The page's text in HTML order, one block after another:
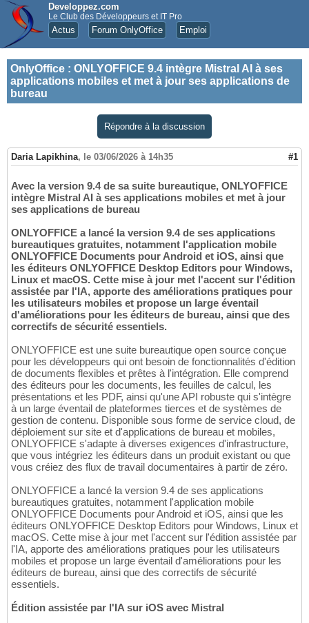
Developpez.com
Le Club des Développeurs et IT Pro
Actus Forum OnlyOffice Emploi
OnlyOffice : ONLYOFFICE 9.4 intègre Mistral AI à ses
applications mobiles et met à jour ses applications de
bureau
Répondre à la discussion
Daria Lapikhina, le 03/06/2026 à 14h35 #1
Avec la version 9.4 de sa suite bureautique, ONLYOFFICE
intègre Mistral AI à ses applications mobiles et met à jour
ses applications de bureau
ONLYOFFICE a lancé la version 9.4 de ses applications
bureautiques gratuites, notamment l'application mobile
ONLYOFFICE Documents pour Android et iOS, ainsi que
les éditeurs ONLYOFFICE Desktop Editors pour Windows,
Linux et macOS. Cette mise à jour met l'accent sur l'édition
assistée par l'IA, apporte des améliorations pratiques pour
les utilisateurs mobiles et propose un large éventail
d'améliorations pour les éditeurs de bureau, ainsi que des
correctifs de sécurité essentiels.
ONLYOFFICE est une suite bureautique open source conçue
pour les développeurs qui ont besoin de fonctionnalités d'édition
de documents flexibles et prêtes à l'intégration. Elle comprend
des éditeurs pour les documents, les feuilles de calcul, les
présentations et les PDF, ainsi qu'une API robuste qui s'intègre
à un large éventail de plateformes tierces et de systèmes de
gestion de contenu. Disponible sous forme de service cloud, de
déploiement sur site et d'applications de bureau et mobiles,
ONLYOFFICE s'adapte à diverses exigences d'infrastructure,
que vous intégriez les éditeurs dans un produit existant ou que
vous créiez des flux de travail documentaires à partir de zéro.
ONLYOFFICE a lancé la version 9.4 de ses applications
bureautiques gratuites, notamment l'application mobile
ONLYOFFICE Documents pour Android et iOS, ainsi que les
éditeurs ONLYOFFICE Desktop Editors pour Windows, Linux et
macOS. Cette mise à jour met l'accent sur l'édition assistée par
l'IA, apporte des améliorations pratiques pour les utilisateurs
mobiles et propose un large éventail d'améliorations pour les
éditeurs de bureau, ainsi que des correctifs de sécurité
essentiels.
Édition assistée par l'IA sur iOS avec Mistral